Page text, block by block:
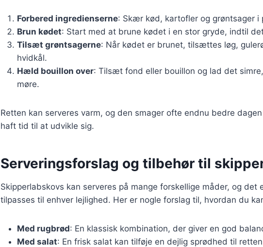
Forbered ingredienserne: Skær kød, kartofler og grøntsager i
Brun kødet: Start med at brune kødet i en stor gryde, indtil
Tilsæt grøntsagerne: Når kødet er brunet, tilsættes løg,
hvidkål.
Hæld bouillon over: Tilsæt fond eller bouillon og lad det
møre.
Retten kan serveres varm, og den smager ofte endnu bedre
haft tid til at udvikle sig.
Serveringsforslag og tilbehør til
Skipperlabskovs kan serveres på mange forskellige måder, og det
tilpasses til enhver lejlighed. Her er nogle forslag til, hvordan du
Med rugbrød: En klassisk kombination, der giver en god
Med salat: En frisk salat kan tilføje en dejlig sprødhed til